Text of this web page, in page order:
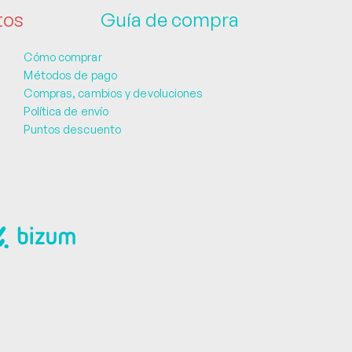
Guía de compra
Cómo comprar
Métodos de pago
Compras, cambios y devoluciones
Política de envío
Puntos descuento